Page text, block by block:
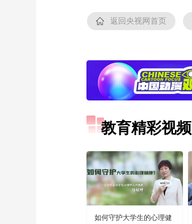
返回央视网首页
教育精彩视频
如何守护大学生的心理健